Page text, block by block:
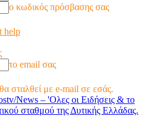
ο κωδικός πρόσβασης σας
help
το email σας
σταλθεί με e-mail σε εσάς.
News – 'Ολες οι Ειδήσεις & το
σταθμού της Δυτικής Ελλάδας.